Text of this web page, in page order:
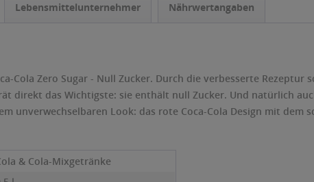
Lebensmittelunternehmer Nährwertangaben
Cola Zero Sugar - Null Zucker. Durch die verbesserte
direkt das Wichtigste: sie enthält null Zucker. Und natürlich
unverwechselbaren Look: das rote Coca-Cola Design mit dem
& Cola-Mixgetränke